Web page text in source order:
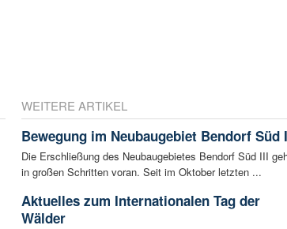
WEITERE ARTIKEL
Bewegung im Neubaugebiet Bendorf Süd
Die Erschließung des Neubaugebietes Bendorf Süd III
in großen Schritten voran. Seit im Oktober letzten ...
Aktuelles zum Internationalen Tag der
Wälder